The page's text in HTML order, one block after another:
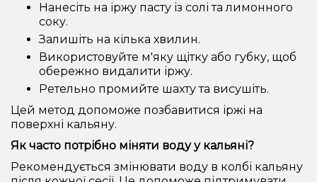
Нанесіть на іржу пасту із солі та лимонного
соку.
Залишіть на кілька хвилин.
Використовуйте м'яку щітку або губку, щоб
обережно видалити іржу.
Ретельно промийте шахту та висушіть.
Цей метод допоможе позбавитися іржі на
поверхні кальяну.
Як часто потрібно міняти воду у кальяні?
Рекомендується змінювати воду в колбі кальяну